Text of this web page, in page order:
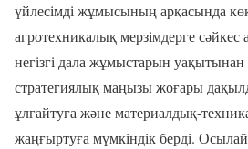
үйлесімді жұмысының арқасында
агротехникалық мерзімдерге сәйкес
негізгі дала жұмыстарын
стратегиялық маңызы жоғары
ұлғайтуға және материалдық-
жаңғыртуға мүмкіндік берді.